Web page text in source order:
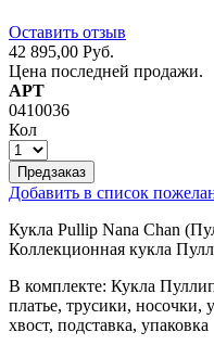
Оставить отзыв
42 895,00 Руб.
Цена последней продажи.
АРТ
0410036
Кол
Предзаказ
Добавить в список
Кукла Pullip Nana Chan
Коллекционная кукла
В комплекте: Кукла
платье, трусики,
хвост, подставка, упаковка